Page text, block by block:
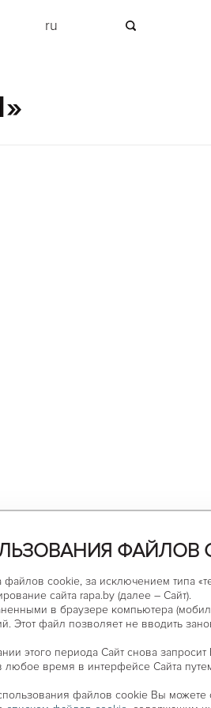
ru
ФАЙЛОВ
cookie, за исключением типа
сайта rapa.by (далее – Сайт).
в браузере компьютера
файл позволяет не вводить
этого периода Сайт снова
любое время в интерфейсе Сайта
файлов сookie Вы можете